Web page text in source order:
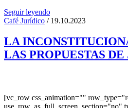
Seguir leyendo
Café Jurídico / 19.10.2023
LA
LAS PROPUESTAS
[vc_row css_animation=""
use_row_as_full_screen_section="no"